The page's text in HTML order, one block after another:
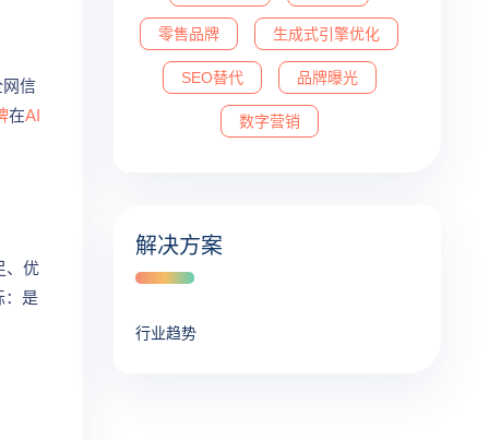
网信
在AI
、优
：是
零售品牌 生成式引擎优化
SEO替代 品牌曝光
数字营销
解决方案
行业趋势